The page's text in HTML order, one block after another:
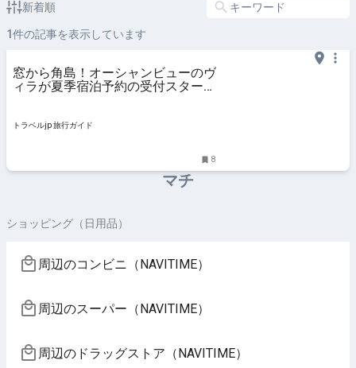
新着順
1件の記事を表示しています
窓から角島！オーシャンビューのヴ
ィラが夏季宿泊予約の受付スタート
トラベルjp 旅行ガイド
8
マチ
ショッピング（日用品）
周辺のコンビニ（NAVITIME）
周辺のスーパー（NAVITIME）
周辺のドラッグストア（NAVITIME）